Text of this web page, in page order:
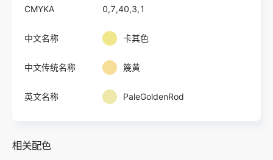
CMYKA 0,7,40,3,1
中文名称 卡其色
中文传统名称 篾黄
英文名称 PaleGoldenRod
相关配色